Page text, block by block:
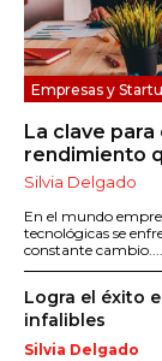
Empresas y
La clave
rendimiento
Silvia Delgado
En el mundo
tecnológicas se
constante cambio....
Logra el éxito
infalibles
Silvia Delgado